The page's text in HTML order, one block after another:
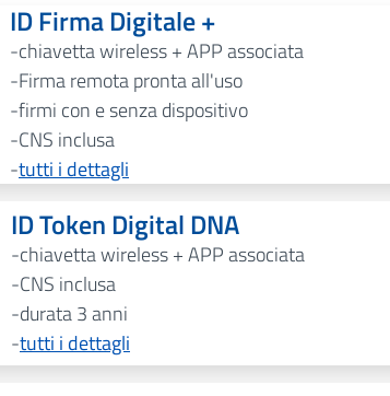
ID Firma Digitale +
chiavetta wireless + APP associata
Firma remota pronta all'uso
firmi con e senza dispositivo
CNS inclusa
tutti i dettagli
ID Token Digital DNA
chiavetta wireless + APP associata
CNS inclusa
durata 3 anni
tutti i dettagli